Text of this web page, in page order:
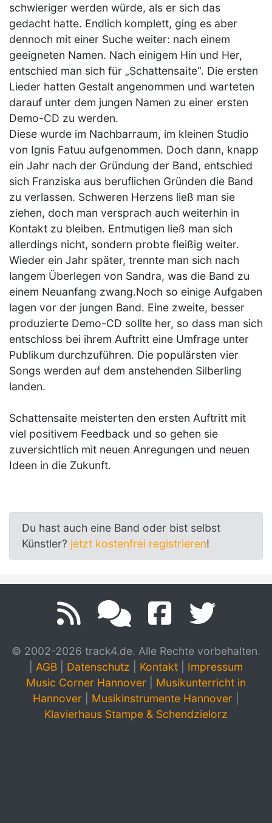
schwieriger werden würde, als er sich das
gedacht hatte. Endlich komplett, ging es aber
dennoch mit einer Suche weiter: nach einem
geeigneten Namen. Nach einigem Hin und Her,
entschied man sich für „Schattensaite“. Die ersten
Lieder hatten Gestalt angenommen und warteten
darauf unter dem jungen Namen zu einer ersten
Demo-CD zu werden.
Diese wurde im Nachbarraum, im kleinen Studio
von Ignis Fatuu aufgenommen. Doch dann, knapp
ein Jahr nach der Gründung der Band, entschied
sich Franziska aus beruflichen Gründen die Band
zu verlassen. Schweren Herzens ließ man sie
ziehen, doch man versprach auch weiterhin in
Kontakt zu bleiben. Entmutigen ließ man sich
allerdings nicht, sondern probte fleißig weiter.
Wieder ein Jahr später, trennte man sich nach
langem Überlegen von Sandra, was die Band zu
einem Neuanfang zwang.Noch so einige Aufgaben
lagen vor der jungen Band. Eine zweite, besser
produzierte Demo-CD sollte her, so dass man sich
entschloss bei ihrem Auftritt eine Umfrage unter
Publikum durchzuführen. Die populärsten vier
Songs werden auf dem anstehenden Silberling
landen.
Schattensaite meisterten den ersten Auftritt mit
viel positivem Feedback und so gehen sie
zuversichtlich mit neuen Anregungen und neuen
Ideen in die Zukunft.
Du hast auch eine Band oder bist selbst
Künstler? jetzt kostenfrei registrieren!
© 2002-2026 track4.de. Alle Rechte vorbehalten.
AGB Datenschutz Kontakt
Impressum
Music Corner Hannover
Musikunterricht in
Hannover
Musikinstrumente Hannover
Klavierhaus Stampe & Schendzielorz